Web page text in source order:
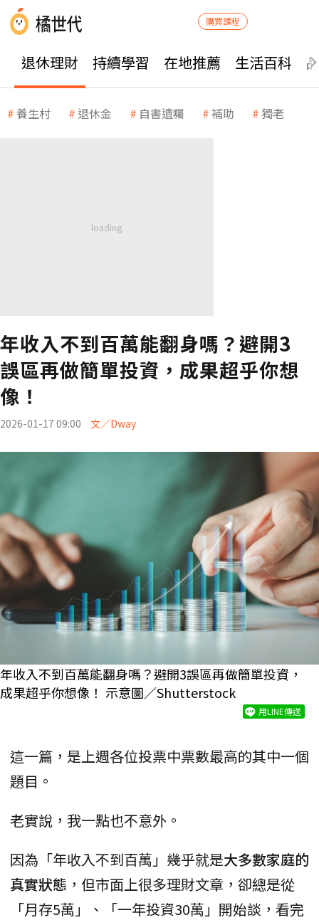
購買課程
退休理財 持續學習 在地推薦 生活百科
養生村 退休金 自書遺囑 補助 獨老
年收入不到百萬能翻身嗎？避開3
誤區再做簡單投資，成果超乎你想
像！
2026-01-17 09:00 文／Dway
年收入不到百萬能翻身嗎？避開3誤區再做簡單投資，
成果超乎你想像！ 示意圖／Shutterstock
用LINE傳送
這一篇，是上週各位投票中票數最高的其中一個
題目。
老實說，我一點也不意外。
因為「年收入不到百萬」幾乎就是大多數家庭的
真實狀態 ，但市面上很多理財文章，卻總是從
「月存5萬」、「一年投資30萬」開始談，看完